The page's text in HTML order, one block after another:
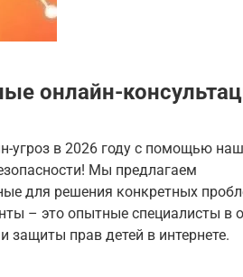
онлайн-
угроз в 2026 году с помощью
Мы предлагаем
для решения конкретных
– это опытные специалисты в
защиты прав детей в интернете.